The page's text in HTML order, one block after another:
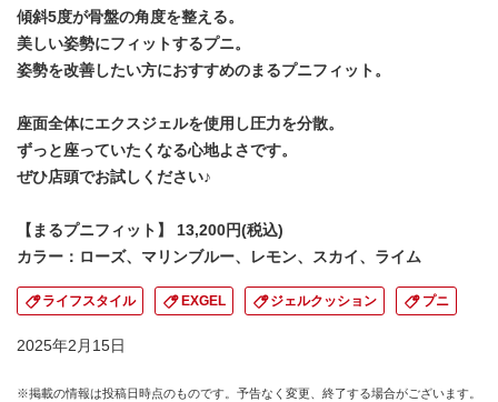
傾斜5度が骨盤の角度を整える。
美しい姿勢にフィットするプニ。
姿勢を改善したい方におすすめのまるプニフィット。
座面全体にエクスジェルを使用し圧力を分散。
ずっと座っていたくなる心地よさです。
ぜひ店頭でお試しください♪
【まるプニフィット】 13,200円(税込)
カラー：ローズ、マリンブルー、レモン、スカイ、ライム
ライフスタイル EXGEL ジェルクッション プニ
2025年2月15日
※掲載の情報は投稿日時点のものです。予告なく変更、終了する場合がございます。